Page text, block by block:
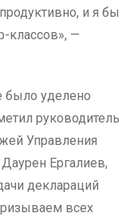
и я бы
классов», —
было уделено
руководитель
Управления
Ергалиев,
деклараций
всех